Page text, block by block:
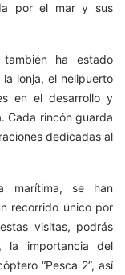
por el mar y sus
ha estado
lonja, el helipuerto
en el desarrollo y
Cada rincón guarda
dedicadas al
marítima, se han
recorrido único por
visitas, podrás
la importancia del
“Pesca 2”, así